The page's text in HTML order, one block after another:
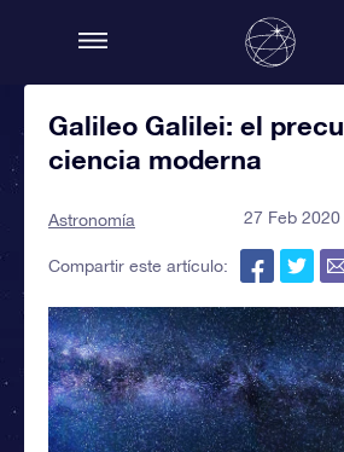
Galileo Galilei: el
ciencia moderna
Astronomía 27 Feb
Compartir este artículo: